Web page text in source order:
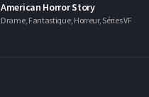
American Horror Story
Drame, Fantastique, Horreur, Séries VF